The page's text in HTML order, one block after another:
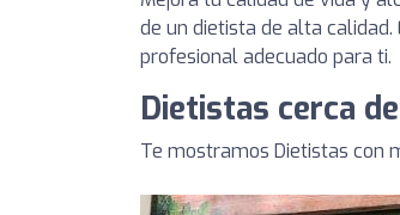
de un dietista de alta
profesional adecuado para ti.
Dietistas cerca
Te mostramos Dietistas con